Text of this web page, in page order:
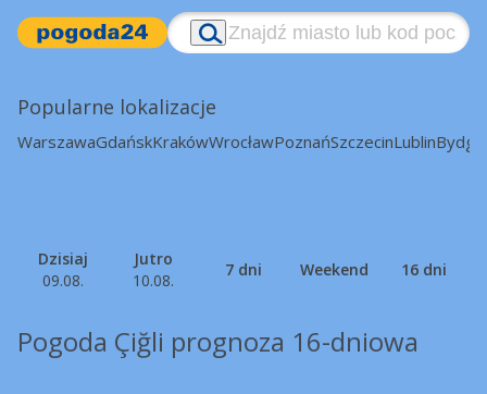
Popularne lokalizacje
WarszawaGdańskKrakówWrocławPoznańSzczecinLublin
Dzisiaj
09.08.
Jutro
10.08.
7 dni Weekend 16 dni
Pogoda Çiğli prognoza 16-dniowa